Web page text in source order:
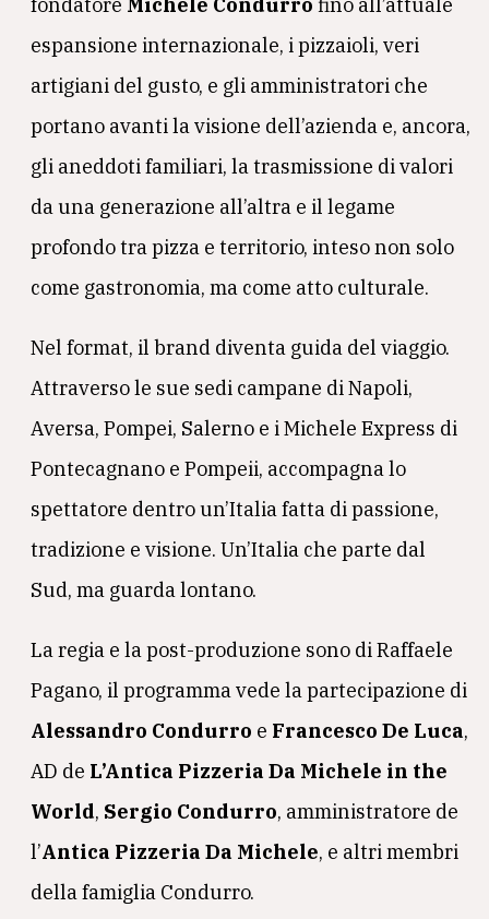
fondatore Michele Condurro fino all’attuale
espansione internazionale, i pizzaioli, veri
artigiani del gusto, e gli amministratori che
portano avanti la visione dell’azienda e, ancora,
gli aneddoti familiari, la trasmissione di valori
da una generazione all’altra e il legame
profondo tra pizza e territorio, inteso non solo
come gastronomia, ma come atto culturale.
Nel format, il brand diventa guida del viaggio.
Attraverso le sue sedi campane di Napoli,
Aversa, Pompei, Salerno e i Michele Express di
Pontecagnano e Pompeii, accompagna lo
spettatore dentro un’Italia fatta di passione,
tradizione e visione. Un’Italia che parte dal
Sud, ma guarda lontano.
La regia e la post-produzione sono di Raffaele
Pagano, il programma vede la partecipazione di
Alessandro Condurro e Francesco De Luca,
AD de L’Antica Pizzeria Da Michele in the
World, Sergio Condurro, amministratore de
l’Antica Pizzeria Da Michele, e altri membri
della famiglia Condurro.